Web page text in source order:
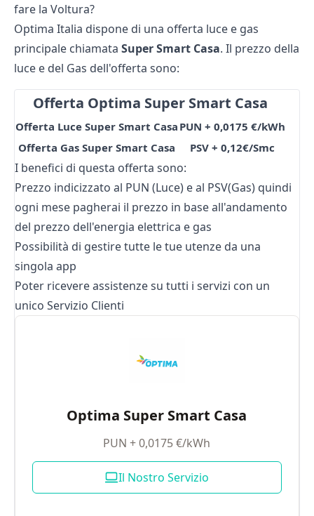
fare la Voltura?
Optima Italia dispone di una offerta luce e gas
principale chiamata Super Smart Casa. Il prezzo della
luce e del Gas dell'offerta sono:
Offerta Optima Super Smart Casa
Offerta Luce Super Smart Casa PUN + 0,0175 €/kWh
Offerta Gas Super Smart Casa
PSV + 0,12€/Smc
I benefici di questa offerta sono:
Prezzo indicizzato al PUN (Luce) e al PSV(Gas) quindi
ogni mese pagherai il prezzo in base all'andamento
del prezzo dell'energia elettrica e gas
Possibilità di gestire tutte le tue utenze da una
singola app
Poter ricevere assistenze su tutti i servizi con un
unico Servizio Clienti
Optima Super Smart Casa
PUN + 0,0175 €/kWh
Il Nostro Servizio